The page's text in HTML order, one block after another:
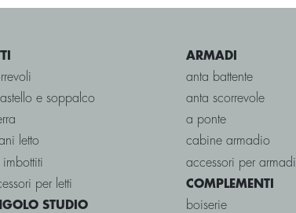
e soppalco
letto
imbottiti
per letti
STUDIO
ARMADI
anta battente
anta scorrevole
a ponte
cabine armadio
accessori per armadi
COMPLEMENTI
boiserie